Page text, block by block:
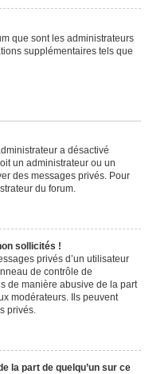
que sont les administrateurs
supplémentaires tels que
a désactivé
un administrateur ou un
des messages privés. Pour
du forum.
sollicités !
privés d’un utilisateur
de contrôle de
de manière abusive de la part
modérateurs. Ils peuvent
privés.
la part de quelqu’un sur ce